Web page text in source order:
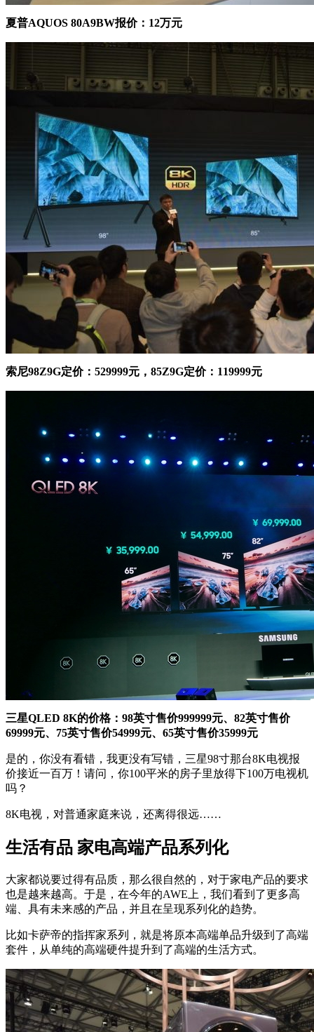
夏普AQUOS 80A9BW报价：12万元
索尼98Z9G定价：529999元，85Z9G定价：119999元
三星QLED 8K的价格：98英寸售价999999元、82英寸售价
69999元、75英寸售价54999元、65英寸售价35999元
是的，你没有看错，我更没有写错，三星98寸那台8K电视报
价接近一百万！请问，你100平米的房子里放得下100万电视机
吗？
8K电视，对普通家庭来说，还离得很远……
生活有品 家电高端产品系列化
大家都说要过得有品质，那么很自然的，对于家电产品的要求
也是越来越高。于是，在今年的AWE上，我们看到了更多高
端、具有未来感的产品，并且在呈现系列化的趋势。
比如卡萨帝的指挥家系列，就是将原本高端单品升级到了高端
套件，从单纯的高端硬件提升到了高端的生活方式。